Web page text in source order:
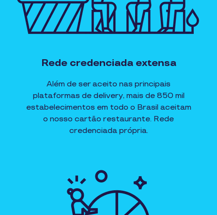
Rede credenciada extensa
Além de ser aceito nas principais
plataformas de delivery, mais de 850 mil
estabelecimentos em todo o Brasil aceitam
o nosso cartão restaurante. Rede
credenciada própria.